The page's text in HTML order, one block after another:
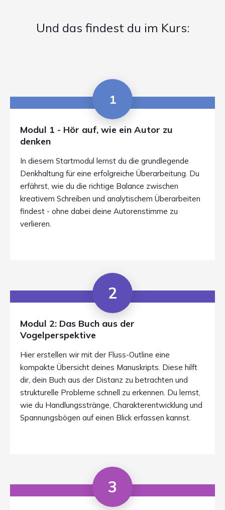
Und das findest du im Kurs:
1
Modul 1 - Hör auf, wie ein Autor zu
denken
In diesem Startmodul lernst du die grundlegende
Denkhaltung für eine erfolgreiche Überarbeitung. Du
erfährst, wie du die richtige Balance zwischen
kreativem Schreiben und analytischem Überarbeiten
findest - ohne dabei deine Autorenstimme zu
verlieren.
2
Modul 2: Das Buch aus der
Vogelperspektive
Hier erstellen wir mit der Fluss-Outline eine
kompakte Übersicht deines Manuskripts. Diese hilft
dir, dein Buch aus der Distanz zu betrachten und
strukturelle Probleme schnell zu erkennen. Du lernst,
wie du Handlungsstränge, Charakterentwicklung und
Spannungsbögen auf einen Blick erfassen kannst.
3